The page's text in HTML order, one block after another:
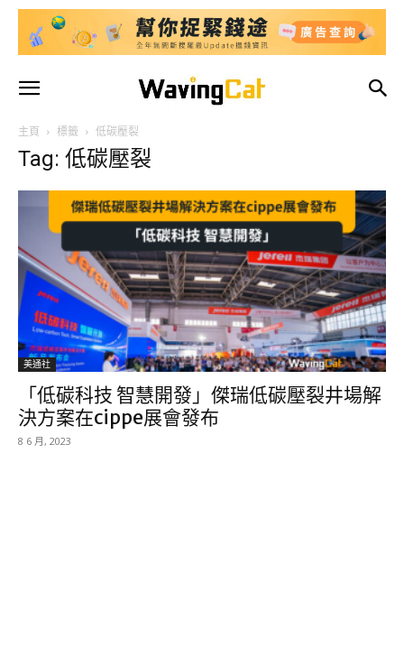
主頁 標籤 低碳壓裂
Tag: 低碳壓裂
美通社
「低碳科技 智慧開發」傑瑞低碳壓裂井場解
決方案在cippe展會發布
8 6 月, 2023